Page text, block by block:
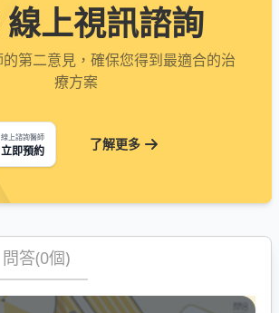
線上視訊諮詢
第二意見，確保您得到最適合的治
療方案
線上諮詢醫師
立即預約 了解更多
問答(0個)